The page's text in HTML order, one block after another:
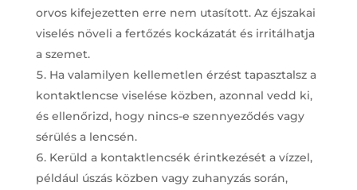
orvos kifejezetten erre nem utasított. Az éjszakai
viselés növeli a fertőzés kockázatát és irritálhatja
a szemet.
Ha valamilyen kellemetlen érzést tapasztalsz a
kontaktlencse viselése közben, azonnal vedd ki,
és ellenőrizd, hogy nincs-e szennyeződés vagy
sérülés a lencsén.
Kerüld a kontaktlencsék érintkezését a vízzel,
például úszás közben vagy zuhanyzás során,